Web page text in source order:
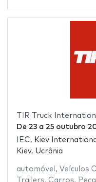
TIR Truck
De 23a 25 outubro
IEC, Kiev
Kiev, Ucrânia
automóvel , Veículos
Trailers, Carros,